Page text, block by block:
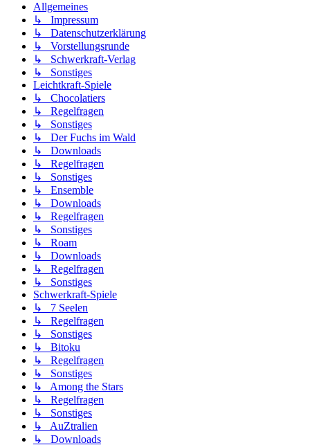
Allgemeines
↳ Impressum
↳ Datenschutzerklärung
↳ Vorstellungsrunde
↳ Schwerkraft-Verlag
↳ Sonstiges
Leichtkraft-Spiele
↳ Chocolatiers
↳ Regelfragen
↳ Sonstiges
↳ Der Fuchs im Wald
↳ Downloads
↳ Regelfragen
↳ Sonstiges
↳ Ensemble
↳ Downloads
↳ Regelfragen
↳ Sonstiges
↳ Roam
↳ Downloads
↳ Regelfragen
↳ Sonstiges
Schwerkraft-Spiele
↳ 7 Seelen
↳ Regelfragen
↳ Sonstiges
↳ Bitoku
↳ Regelfragen
↳ Sonstiges
↳ Among the Stars
↳ Regelfragen
↳ Sonstiges
↳ AuZtralien
↳ Downloads